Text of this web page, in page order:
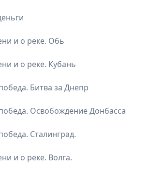
и о реке. Обь
и о реке. Кубань
Битва за Днепр
Освобождение Донбасса
Сталинград.
и о реке. Волга.